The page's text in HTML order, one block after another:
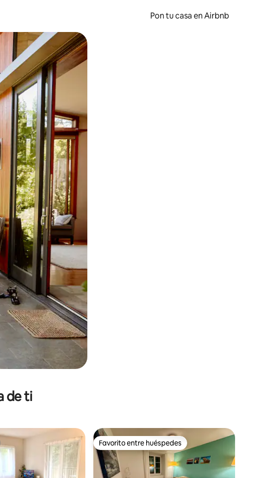
Pon tu casa en Airbnb
con el tacto o desliza el dedo.
de ti
Favorito entre huéspedes
Favorito entre huéspedes